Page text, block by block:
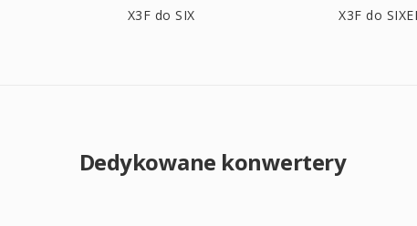
X3F do SIX X3F do
Dedykowane konwertery